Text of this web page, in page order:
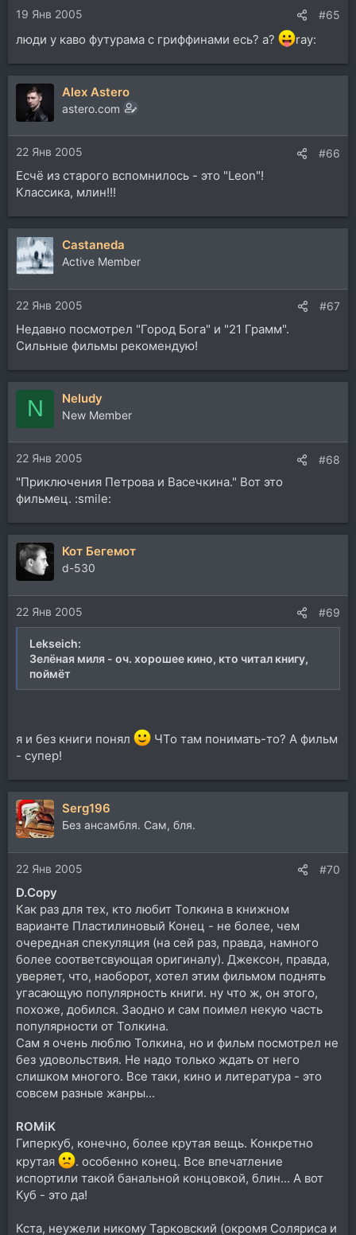
19 Янв 2005 #65
люди у каво футурама с гриффинами есь? а? ray:
Alex Astero
astero.com
22 Янв 2005 #66
Есчё из старого вспомнилось - это "Leon"!
Классика, млин!!!
Castaneda
Active Member
22 Янв 2005 #67
Недавно посмотрел "Город Бога" и "21 Грамм".
Сильные фильмы рекомендую!
N Neludy
New Member
22 Янв 2005 #68
"Приключения Петрова и Васечкина." Вот это
фильмец. :smile:
Кот Бегемот
d-530
22 Янв 2005 #69
Lekseich:
Зелёная миля - оч. хорошее кино, кто читал книгу,
поймёт
я и без книги понял
ЧТо там понимать-то? А фильм
- супер!
Serg196
Без ансамбля. Сам, бля.
22 Янв 2005 #70
D.Copy
Как раз для тех, кто любит Толкина в книжном
варианте Пластилиновый Конец - не более, чем
очередная спекуляция (на сей раз, правда, намного
более соответсвующая оригиналу). Джексон, правда,
уверяет, что, наоборот, хотел этим фильмом поднять
угасающую популярность книги. ну что ж, он этого,
похоже, добился. Заодно и сам поимел некую часть
популярности от Толкина.
Сам я очень люблю Толкина, но и фильм посмотрел не
без удовольствия. Не надо только ждать от него
слишком многого. Все таки, кино и литература - это
совсем разные жанры...
ROMiK
Гиперкуб, конечно, более крутая вещь. Конкретно
крутая
. особенно конец. Все впечатление
испортили такой банальной концовкой, блин... А вот
Куб - это да!
Кста, неужели никому Тарковский (окромя Соляриса и